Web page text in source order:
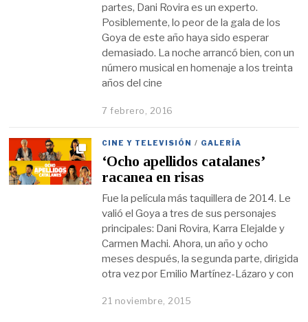
partes, Dani Rovira es un experto.
Posiblemente, lo peor de la gala de los
Goya de este año haya sido esperar
demasiado. La noche arrancó bien, con un
número musical en homenaje a los treinta
años del cine
7 febrero, 2016
CINE Y TELEVISIÓN / GALERÍA
‘Ocho apellidos catalanes’
racanea en risas
Fue la película más taquillera de 2014. Le
valió el Goya a tres de sus personajes
principales: Dani Rovira, Karra Elejalde y
Carmen Machi. Ahora, un año y ocho
meses después, la segunda parte, dirigida
otra vez por Emilio Martínez-Lázaro y con
21 noviembre, 2015